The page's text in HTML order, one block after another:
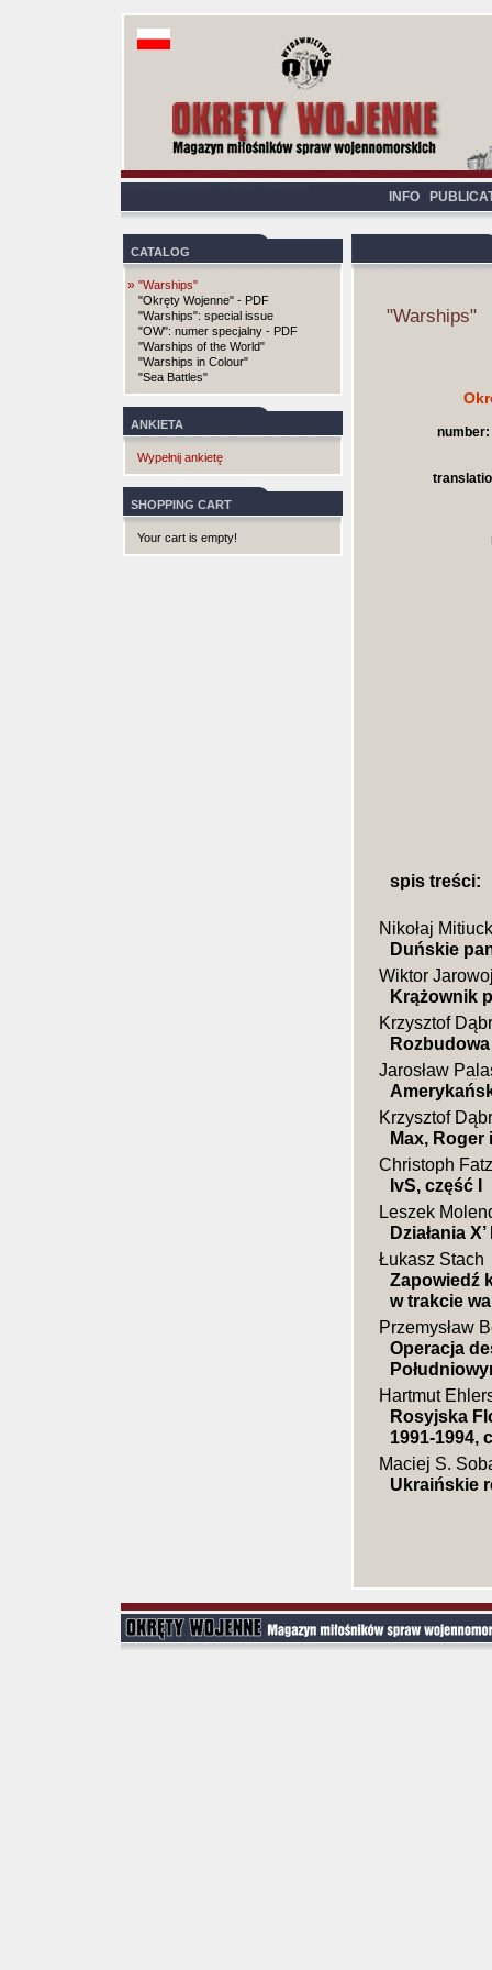
INFO
CATALOG
» "Warships"
"Okręty Wojenne" - PDF
"Warships": special issue
"OW": numer specjalny - PDF
"Warships of the World"
"Warships in Colour"
"Sea Battles"
ANKIETA
Wypełnij ankietę
SHOPPING CART
Your cart is empty!
"Warships"
number:
spis treści:
Nikołaj
Duńskie
Wiktor
Krążownik
Krzysztof
Jarosław
Krzysztof
Max,
Christoph Fatz
IvS, część I
Leszek
Działania
Łukasz Stach
Zapowiedź
w trakcie
Przemysław
Operacja
Hartmut
Rosyjska
1991-1994,
Maciej S.
Ukraińskie